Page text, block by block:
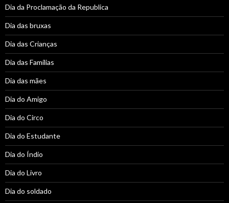
Dia da Proclamação da Republica
Dia das bruxas
Dia das Crianças
Dia das Famílias
Dia das mães
Dia do Amigo
Dia do Circo
Dia do Estudante
Dia do Índio
Dia do Livro
Dia do soldado